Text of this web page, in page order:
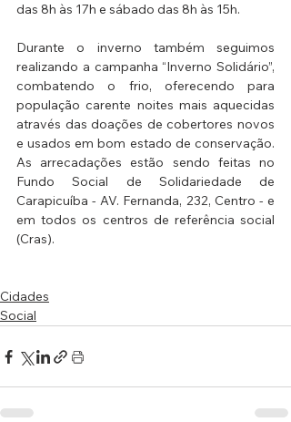
das 8h às 17h e sábado das 8h às 15h.
Durante o inverno também seguimos
realizando a campanha “Inverno Solidário”,
combatendo o frio, oferecendo para
população carente noites mais aquecidas
através das doações de cobertores novos
e usados em bom estado de conservação.
As arrecadações estão sendo feitas no
Fundo Social de Solidariedade de
Carapicuíba - AV. Fernanda, 232, Centro - e
em todos os centros de referência social
(Cras).
Cidades
Social